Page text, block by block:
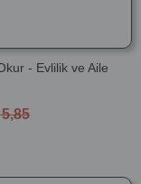
- Evlilik ve Aile